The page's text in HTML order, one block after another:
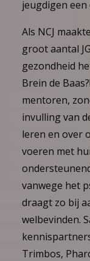
jeugdigen
Als NCJ
groot aantal
gezondheid
Brein de
mentoren,
invulling van
leren en over
voeren met
vanwege het
draagt zo bij
welbevinden.
Trimbos,